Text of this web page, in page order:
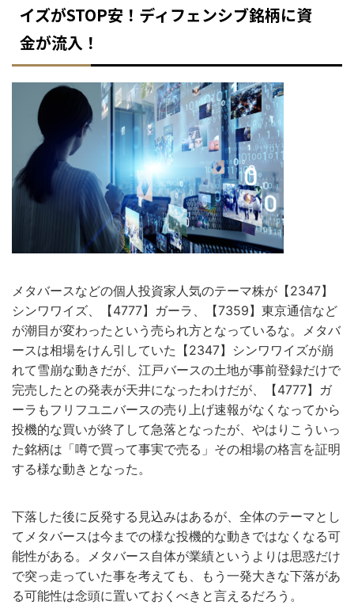
イズがSTOP安！ディフェンシブ銘柄に資
金が流入！
メタバースなどの個人投資家人気のテーマ株が【2347】
シンワワイズ、【4777】ガーラ、【7359】東京通信など
が潮目が変わったという売られ方となっているな。メタバ
ースは相場をけん引していた【2347】シンワワイズが崩
れて雪崩な動きだが、江戸バースの土地が事前登録だけで
完売したとの発表が天井になったわけだが、【4777】ガ
ーラもフリフユニバースの売り上げ速報がなくなってから
投機的な買いが終了して急落となったが、やはりこういっ
た銘柄は「噂で買って事実で売る」その相場の格言を証明
する様な動きとなった。
下落した後に反発する見込みはあるが、全体のテーマとし
てメタバースは今までの様な投機的な動きではなくなる可
能性がある。メタバース自体が業績というよりは思惑だけ
で突っ走っていた事を考えても、もう一発大きな下落があ
る可能性は念頭に置いておくべきと言えるだろう。